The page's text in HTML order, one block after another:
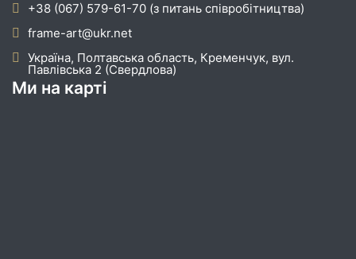
+38 (067) 579-61-70 (з питань співробітництва)
frame-art@ukr.net
Україна, Полтавська область, Кременчук, вул.
Павлівська 2 (Свердлова)
Ми на карті